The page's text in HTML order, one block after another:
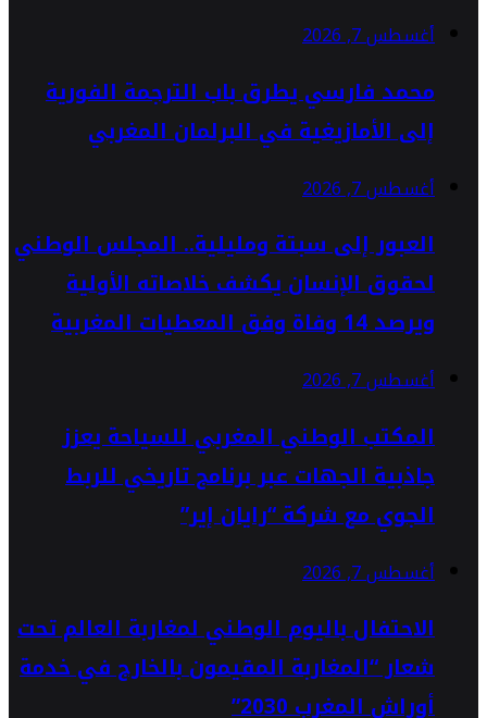
أغسطس 7, 2026
محمد فارسي يطرق باب الترجمة الفورية
إلى الأمازيغية في البرلمان المغربي
أغسطس 7, 2026
العبور إلى سبتة ومليلية.. المجلس الوطني
لحقوق الإنسان يكشف خلاصاته الأولية
ويرصد 14 وفاة وفق المعطيات المغربية
أغسطس 7, 2026
المكتب الوطني المغربي للسياحة يعزز
جاذبية الجهات عبر برنامج تاريخي للربط
الجوي مع شركة “رايان إير”
أغسطس 7, 2026
الاحتفال باليوم الوطني لمغاربة العالم تحت
شعار “المغاربة المقيمون بالخارج في خدمة
أوراش المغرب 2030”